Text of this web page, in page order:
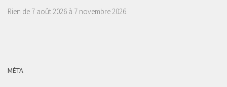
Rien de 7 août 2026 à 7 novembre 2026.
MÉTA